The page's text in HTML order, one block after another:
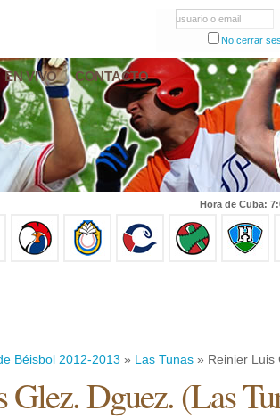
usuario o email
No cerrar
EN VIVO CONTACTO
Hora de Cuba:
Béisbol 2012-2013 » Las Tunas » Reinier Luis
Dguez.(Las